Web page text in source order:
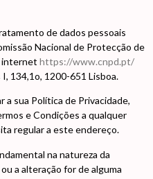
de dados pessoais
Nacional de Protecção de
internet https://www.cnpd.pt/
134,1o, 1200-651 Lisboa.
sua Política de Privacidade,
e Condições a qualquer
regular a este endereço.
na natureza da
a alteração for de alguma